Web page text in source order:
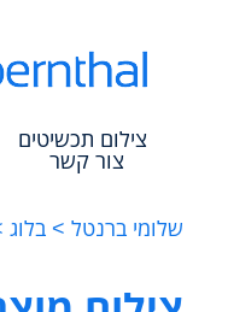
צילום תכשיטים
צור קשר
שלומי ברנטל > בלוג